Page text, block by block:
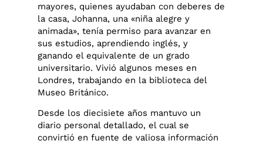
mayores, quienes ayudaban con deberes de
la casa, Johanna, una «niña alegre y
animada», tenía permiso para avanzar en
sus estudios, aprendiendo inglés, y
ganando el equivalente de un grado
universitario. Vivió algunos meses en
Londres, trabajando en la biblioteca del
Museo Británico.
Desde los diecisiete años mantuvo un
diario personal detallado, el cual se
convirtió en fuente de valiosa información